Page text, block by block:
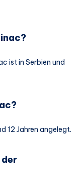
ist in Serbien und
12 Jahren angelegt.
der